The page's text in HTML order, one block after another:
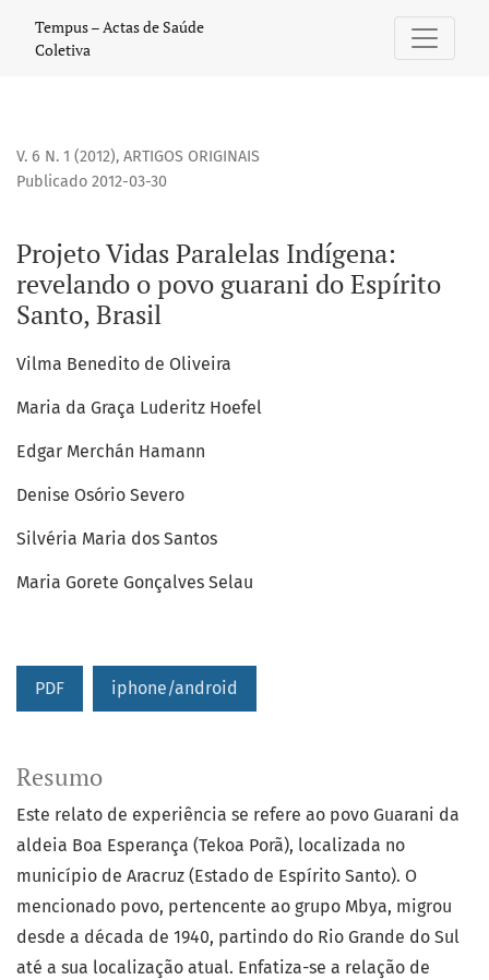
Projeto Vidas Paralelas Indígena: revelando o povo
Tempus – Actas de Saúde
Coletiva
V. 6 N. 1 (2012), ARTIGOS ORIGINAIS
Projeto Vidas Paralelas Indígena:
revelando o povo guarani do Espírito
Santo, Brasil
Publicado 2012-03-30
Vilma Benedito de Oliveira
Maria da Graça Luderitz Hoefel
Edgar Merchán Hamann
Denise Osório Severo
Silvéria Maria dos Santos
Maria Gorete Gonçalves Selau
PDF iphone/android
Resumo
Este relato de experiência se refere ao povo Guarani da
aldeia Boa Esperança (Tekoa Porã), localizada no
município de Aracruz (Estado de Espírito Santo). O
mencionado povo, pertencente ao grupo Mbya, migrou
desde a década de 1940, partindo do Rio Grande do Sul
até a sua localização atual. Enfatiza-se a relação de